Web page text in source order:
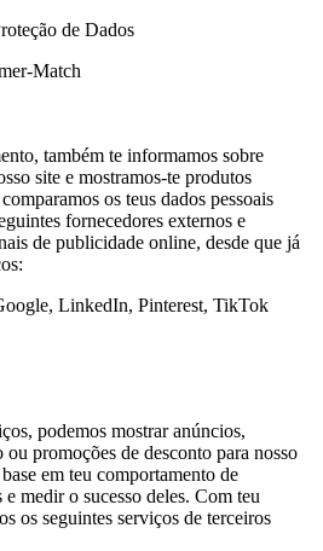
de Dados
Match
também te informamos sobre
site e mostramos-te produtos
os teus dados pessoais
fornecedores externos e
de publicidade online, desde que já
LinkedIn, Pinterest, TikTok
podemos mostrar anúncios,
promoções de desconto para nosso
em teu comportamento de
e medir o sucesso deles. Com teu
os seguintes serviços de terceiros